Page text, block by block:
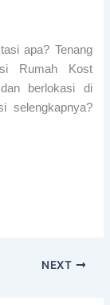
apa? Tenang
Rumah Kost
berlokasi di
selengkapnya?
NEXT